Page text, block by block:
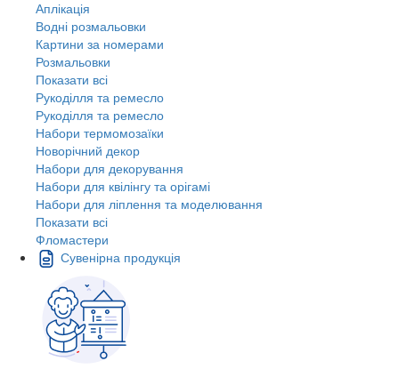
Аплікація
Водні розмальовки
Картини за номерами
Розмальовки
Показати всі
Рукоділля та ремесло
Рукоділля та ремесло
Набори термомозаїки
Новорічний декор
Набори для декорування
Набори для квілінгу та орігамі
Набори для ліплення та моделювання
Показати всі
Фломастери
Сувенірна продукція